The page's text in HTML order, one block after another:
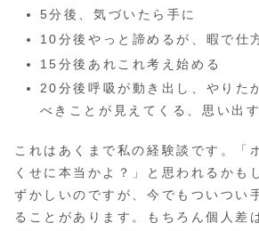
5分後、気づいたら手に
10分後やっと諦めるが、暇で仕
15分後あれこれ考え始める
20分後呼吸が動き出し、やりた
べきことが見えてくる、思い出す
これはあくまで私の経験談です。「
くせに本当かよ？」と思われるかも
ずかしいのですが、今でもついつい
ることがあります。もちろん個人差